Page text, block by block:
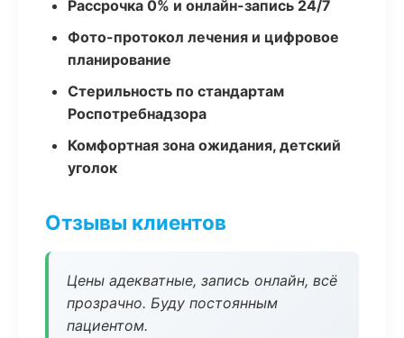
Рассрочка 0% и онлайн-запись 24/7
Фото-протокол лечения и цифровое
планирование
Стерильность по стандартам
Роспотребнадзора
Комфортная зона ожидания, детский
уголок
Отзывы клиентов
Цены адекватные, запись онлайн, всё
прозрачно. Буду постоянным
пациентом.